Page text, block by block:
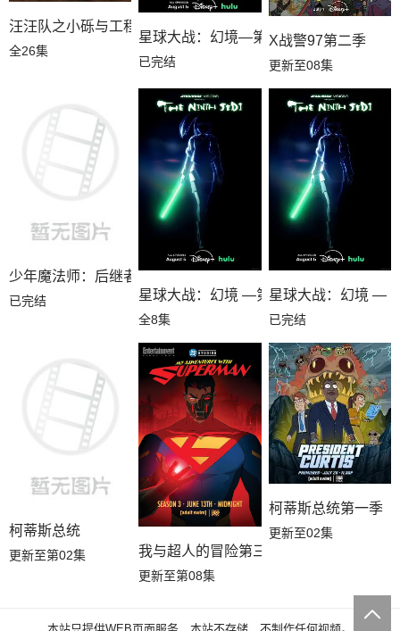
汪汪队之小砾与工程家族第三季国语
全26集
星球大战：幻境—第九个绝地武士
已完结
X战警97第二季
更新至08集
少年魔法师：后继者第三季
已完结 星球大战：幻境 —第九个绝地武士
全8集
星球大战：幻境 —
已完结
柯蒂斯总统
更新至第02集 我与超人的冒险第三季
更新至第08集
柯蒂斯总统第一季
更新至02集